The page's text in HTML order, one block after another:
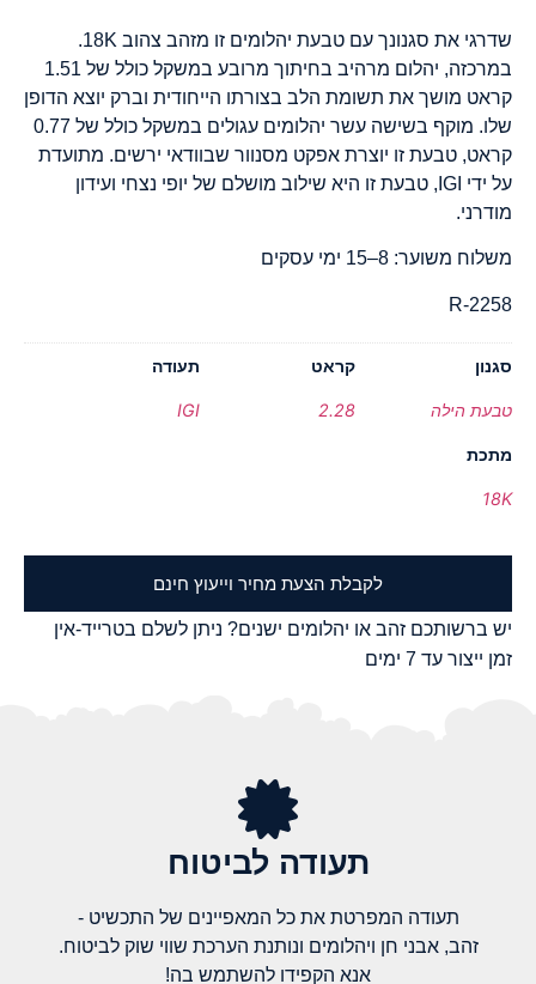
שדרגי את סגנונך עם טבעת יהלומים זו מזהב צהוב 18K.
במרכזה, יהלום מרהיב בחיתוך מרובע במשקל כולל של 1.51
קראט מושך את תשומת הלב בצורתו הייחודית וברק יוצא הדופן
שלו. מוקף בשישה עשר יהלומים עגולים במשקל כולל של 0.77
קראט, טבעת זו יוצרת אפקט מסנוור שבוודאי ירשים. מתועדת
על ידי IGI, טבעת זו היא שילוב מושלם של יופי נצחי ועידון
מודרני.
משלוח משוער: 8–15 ימי עסקים
R-2258
סגנון
טבעת הילה
קראט
2.28
תעודה
IGI
מתכת
18K
לקבלת הצעת מחיר וייעוץ חינם
יש ברשותכם זהב או יהלומים ישנים? ניתן לשלם בטרייד-אין
זמן ייצור עד 7 ימים
תעודה לביטוח
תעודה המפרטת את כל המאפיינים של התכשיט -
זהב, אבני חן ויהלומים ונותנת הערכת שווי שוק לביטוח.
אנא הקפידו להשתמש בה!